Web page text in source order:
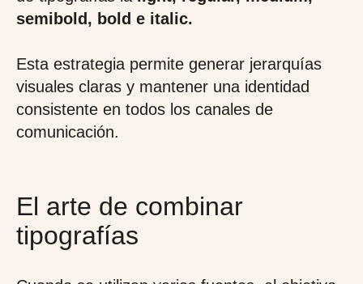
semibold, bold e italic.
Esta estrategia permite generar jerarquías
visuales claras y mantener una identidad
consistente en todos los canales de
comunicación.
El arte de combinar
tipografías